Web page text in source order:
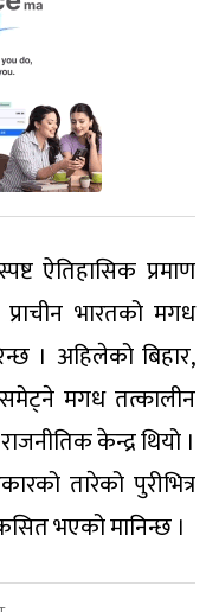
ऐतिहासिक प्रमाण
भारतको मगध
। अहिलेको बिहार,
मगध तत्कालीन
केन्द्र थियो ।
तारेको पुरीभित्र
भएको मानिन्छ ।